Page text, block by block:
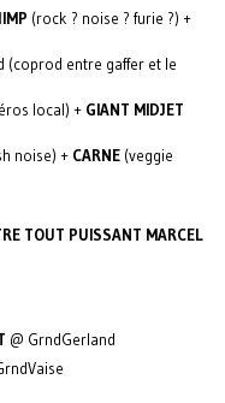
(rock ? noise ? furie ?) +
(coprod entre gaffer et le
local) + GIANT MIDJET
noise) + CARNE (veggie
TOUT PUISSANT MARCEL
@ GrndGerland